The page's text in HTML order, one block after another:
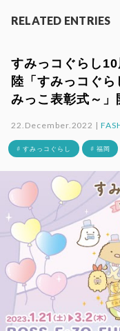
RELATED ENTRIES
すみっコぐらし
陸「すみっコぐ
みっこ表彰式～」
22.December.2022 |
# すみっコぐらし # 福岡